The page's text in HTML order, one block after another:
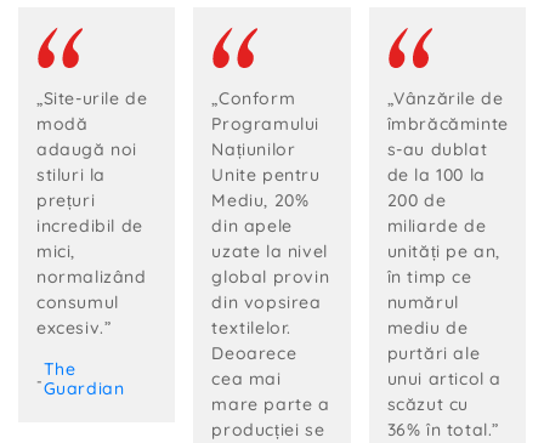
„Site-urile de
modă
adaugă noi
stiluri la
prețuri
incredibil de
mici,
normalizând
consumul
excesiv.”
-
The
Guardian
„Conform
Programului
Națiunilor
Unite pentru
Mediu, 20%
din apele
uzate la nivel
global provin
din vopsirea
textilelor.
Deoarece
cea mai
mare parte a
producției se
„Vânzările de
îmbrăcăminte
s-au dublat
de la 100 la
200 de
miliarde de
unități pe an,
în timp ce
numărul
mediu de
purtări ale
unui articol a
scăzut cu
36% în total.”